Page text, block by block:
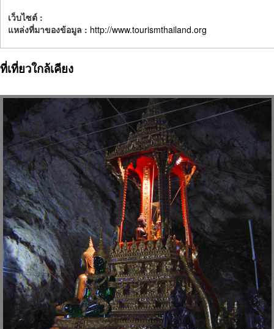
เว็บไซต์ :
แหล่งที่มาของข้อมูล : http://www.tourismthailand.org
ที่เที่ยวใกล้เคียง